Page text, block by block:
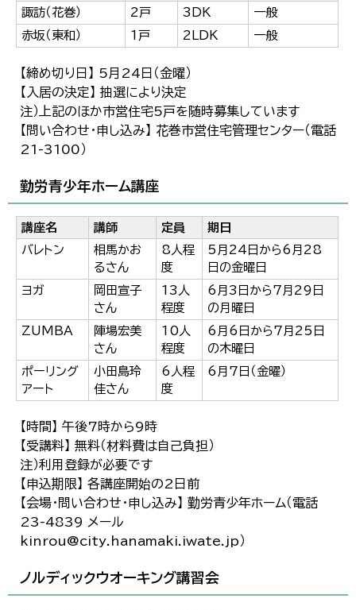
諏訪（花巻） 2戸 3DK
一般
赤坂（東和）
1戸 2LDK 一般
【締め切り日】 5月24日（金曜）
【入居の決定】 抽選により決定
注）上記のほか市営住宅5戸を随時募集しています
【問い合わせ・申し込み】 花巻市営住宅管理センター（電話
21-3100）
勤労青少年ホーム講座
講座名 講師 定員
期日
バレトン
相馬かお
るさん
8人程
度
5月24日から6月28
日の金曜日
ヨガ
岡田宣子
さん
13人
程度
6月3日から7月29日
の月曜日
ZUMBA
陣場宏美
さん
10人
程度
6月6日から7月25日
の木曜日
ポーリング
アート
小田島玲
佳さん
6人程
度
6月7日（金曜）
【時間】 午後7時から9時
【受講料】 無料（材料費は自己負担）
注）利用登録が必要です
【申込期限】 各講座開始の2日前
【会場・問い合わせ・申し込み】 勤労青少年ホーム（電話
23-4839 メール
kinrou@city.hanamaki.iwate.jp）
ノルディックウオーキング講習会